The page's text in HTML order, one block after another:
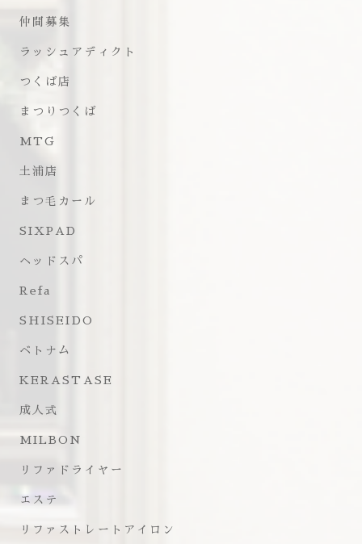
仲間募集
ラッシュアディクト
つくば店
まつりつくば
MTG
土浦店
まつ毛カール
SIXPAD
ヘッドスパ
Refa
SHISEIDO
ベトナム
KERASTASE
成人式
MILBON
リファドライヤー
エステ
リファストレートアイロン